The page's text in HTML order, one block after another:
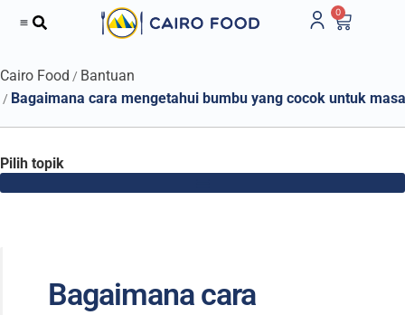
0
Cairo Food
Bantuan
Bagaimana cara mengetahui bumbu yang cocok untuk
Pilih topik
Bagaimana cara